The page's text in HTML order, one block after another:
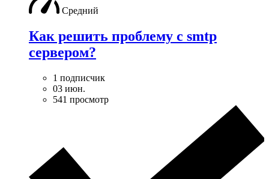
Средний
Как решить проблему с smtp
сервером?
1 подписчик
03 июн.
541 просмотр